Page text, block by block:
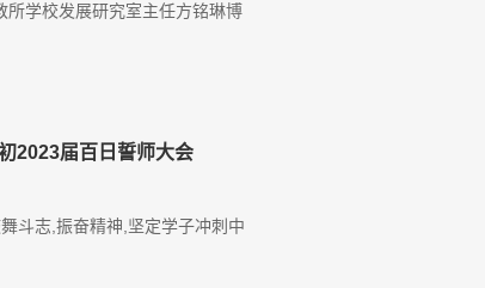
学校发展研究室主任方铭琳博
2023届百日誓师大会
斗志,振奋精神,坚定学子冲刺中